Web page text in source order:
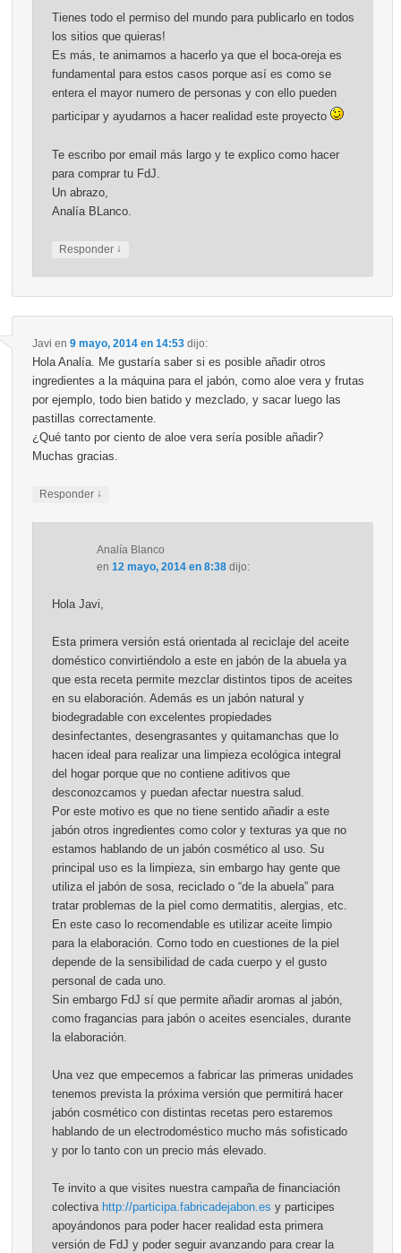
Tienes todo el permiso del mundo para publicarlo en todos
los sitios que quieras!
Es más, te animamos a hacerlo ya que el boca-oreja es
fundamental para estos casos porque así es como se
entera el mayor numero de personas y con ello pueden
participar y ayudarnos a hacer realidad este proyecto
Te escribo por email más largo y te explico como hacer
para comprar tu FdJ.
Un abrazo,
Analía BLanco.
Responder ↓
Javi en 9 mayo, 2014 en 14:53 dijo:
Hola Analía. Me gustaría saber si es posible añadir otros
ingredientes a la máquina para el jabón, como aloe vera y frutas
por ejemplo, todo bien batido y mezclado, y sacar luego las
pastillas correctamente.
¿Qué tanto por ciento de aloe vera sería posible añadir?
Muchas gracias.
Responder ↓
Analía Blanco
en 12 mayo, 2014 en 8:38 dijo:
Hola Javi,
Esta primera versión está orientada al reciclaje del aceite
doméstico convirtiéndolo a este en jabón de la abuela ya
que esta receta permite mezclar distintos tipos de aceites
en su elaboración. Además es un jabón natural y
biodegradable con excelentes propiedades
desinfectantes, desengrasantes y quitamanchas que lo
hacen ideal para realizar una limpieza ecológica integral
del hogar porque que no contiene aditivos que
desconozcamos y puedan afectar nuestra salud.
Por este motivo es que no tiene sentido añadir a este
jabón otros ingredientes como color y texturas ya que no
estamos hablando de un jabón cosmético al uso. Su
principal uso es la limpieza, sin embargo hay gente que
utiliza el jabón de sosa, reciclado o “de la abuela” para
tratar problemas de la piel como dermatitis, alergias, etc.
En este caso lo recomendable es utilizar aceite limpio
para la elaboración. Como todo en cuestiones de la piel
depende de la sensibilidad de cada cuerpo y el gusto
personal de cada uno.
Sin embargo FdJ sí que permite añadir aromas al jabón,
como fragancias para jabón o aceites esenciales, durante
la elaboración.
Una vez que empecemos a fabricar las primeras unidades
tenemos prevista la próxima versión que permitirá hacer
jabón cosmético con distintas recetas pero estaremos
hablando de un electrodoméstico mucho más sofisticado
y por lo tanto con un precio más elevado.
Te invito a que visites nuestra campaña de financiación
colectiva http://participa.fabricadejabon.es y participes
apoyándonos para poder hacer realidad esta primera
versión de FdJ y poder seguir avanzando para crear la